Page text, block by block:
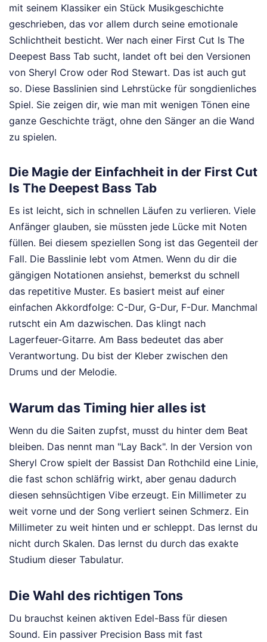
mit seinem Klassiker ein Stück Musikgeschichte
geschrieben, das vor allem durch seine emotionale
Schlichtheit besticht. Wer nach einer First Cut Is The
Deepest Bass Tab sucht, landet oft bei den Versionen
von Sheryl Crow oder Rod Stewart. Das ist auch gut
so. Diese Basslinien sind Lehrstücke für songdienliches
Spiel. Sie zeigen dir, wie man mit wenigen Tönen eine
ganze Geschichte trägt, ohne den Sänger an die Wand
zu spielen.
Die Magie der Einfachheit in der First Cut
Is The Deepest Bass Tab
Es ist leicht, sich in schnellen Läufen zu verlieren. Viele
Anfänger glauben, sie müssten jede Lücke mit Noten
füllen. Bei diesem speziellen Song ist das Gegenteil der
Fall. Die Basslinie lebt vom Atmen. Wenn du dir die
gängigen Notationen ansiehst, bemerkst du schnell
das repetitive Muster. Es basiert meist auf einer
einfachen Akkordfolge: C-Dur, G-Dur, F-Dur. Manchmal
rutscht ein Am dazwischen. Das klingt nach
Lagerfeuer-Gitarre. Am Bass bedeutet das aber
Verantwortung. Du bist der Kleber zwischen den
Drums und der Melodie.
Warum das Timing hier alles ist
Wenn du die Saiten zupfst, musst du hinter dem Beat
bleiben. Das nennt man "Lay Back". In der Version von
Sheryl Crow spielt der Bassist Dan Rothchild eine Linie,
die fast schon schläfrig wirkt, aber genau dadurch
diesen sehnsüchtigen Vibe erzeugt. Ein Millimeter zu
weit vorne und der Song verliert seinen Schmerz. Ein
Millimeter zu weit hinten und er schleppt. Das lernst du
nicht durch Skalen. Das lernst du durch das exakte
Studium dieser Tabulatur.
Die Wahl des richtigen Tons
Du brauchst keinen aktiven Edel-Bass für diesen
Sound. Ein passiver Precision Bass mit fast